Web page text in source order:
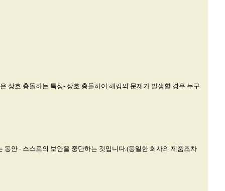
상호 충돌하는 특성- 상호 충돌하여 해킹의 문제가 발생할 경우 누구
안 - 스스로의 보안을 중단하는 것입니다.(동일한 회사의 제품조차